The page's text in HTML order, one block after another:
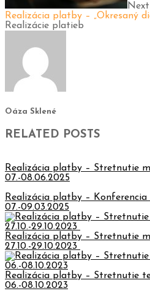
Realizácia platby – „Okresaný
Realizácie platieb
Oáza Sklené
RELATED POSTS
Realizácia platby – Stretnutie
07.-08.06.2025
Realizácia platby –
07.-09.03.2025
Realizácia platby – Stretnutie
27.10.-29.10.2023
Realizácia platby – Stretnutie
06.-08.10.2023